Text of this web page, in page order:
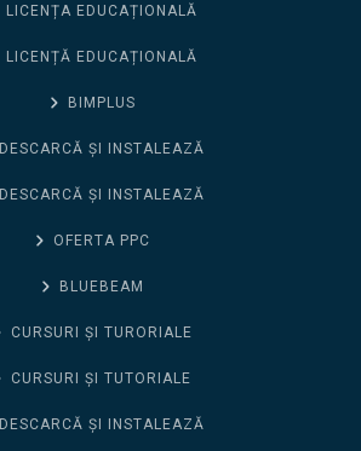
LICENȚA EDUCAȚIONALĂ
LICENȚĂ EDUCAȚIONALĂ
BIMPLUS
DESCARCĂ ȘI INSTALEAZĂ
DESCARCĂ ȘI INSTALEAZĂ
OFERTA PPC
BLUEBEAM
CURSURI ȘI TURORIALE
CURSURI ȘI TUTORIALE
DESCARCĂ ȘI INSTALEAZĂ